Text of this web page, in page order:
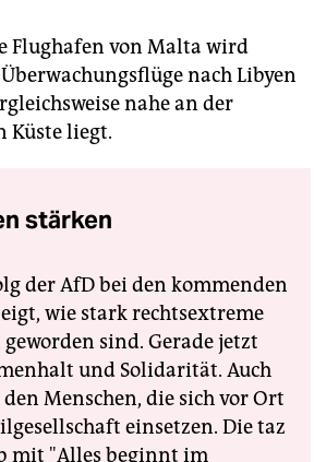
Flughafen von Malta wird
nach Libyen
nahe an der
Küste liegt.
stärken
der AfD bei den kommenden
wie stark rechtsextreme
sind. Gerade jetzt
und Solidarität. Auch
Menschen, die sich vor Ort
einsetzen. Die taz
mit "Alles beginnt im